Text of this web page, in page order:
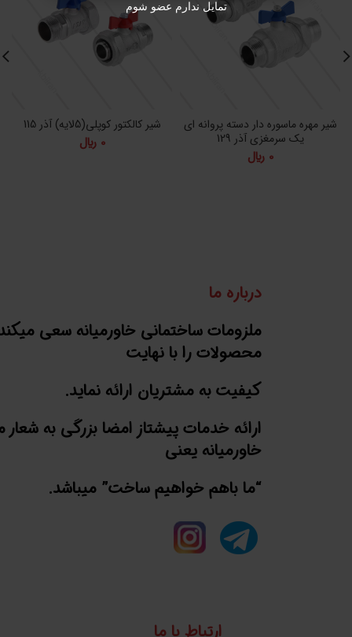
شیر مهره ماسوره دار دسته پروانه ای
یک سرمغزی آذر 129
0 ﷼
شیر کالکتور کوپلی(5لایه) آذر 115
0 ﷼
درباره ما
ملزومات ساختمانی خاورمیانه سعی
محصولات را با نهایت
کیفیت به مشتریان ارائه نماید.
ارائه خدمات پیشتاز امضا بزرگی به شعار
خاورمیانه یعنی
“ما باهم خواهیم ساخت” میباشد.
ارتباط با ما
تمایل ندارم عضو شوم